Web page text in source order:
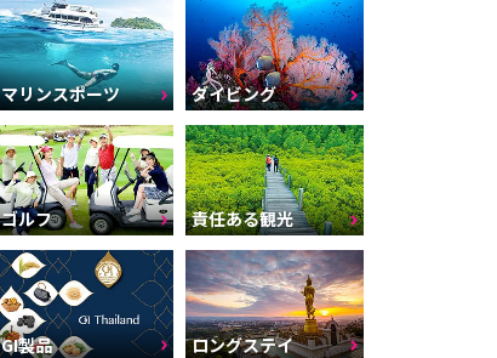
マリンスポーツ ダイビング
ゴルフ 責任ある観光
GI製品 ロングステイ